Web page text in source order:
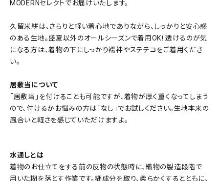
MODERNセレクトでお届けいたします。
久留米絣は、さらりと軽い着心地でありながら、しっかりと安心感
のある生地。盛夏以外のオールシーズンで着用OK！透けるのが気
になる方は、着物の下にしっかり襦袢やステテコをご着用くださ
い。
居敷当について
「居敷当」を付けることも可能ですが、着物が厚く重くなってしまう
ので、付けるかお悩みの方は「なし」でお試しください。生地本来の
風合いと軽さを感じていただけますよ。
水通しとは
着物のお仕立てをする前の反物の状態時に、織物の製造段階で
用いた糊を落とす作業です。糊成分を取り、柔らかくするとともに、